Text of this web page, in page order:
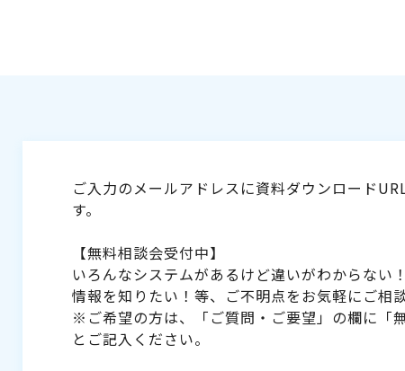
ご入力のメールアドレスに資料ダウンロード
す。
【無料相談会受付中】
いろんなシステムがあるけど違いがわからない
情報を知りたい！等、ご不明点をお気軽にご相
※ご希望の方は、「ご質問・ご要望」の欄に「
とご記入ください。